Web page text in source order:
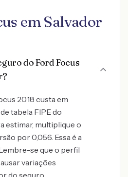
em Salvador
do Ford Focus
2018 custa em
tabela FIPE do
estimar, multiplique o
por 0,056. Essa é a
se que o perfil
variações
do seguro.